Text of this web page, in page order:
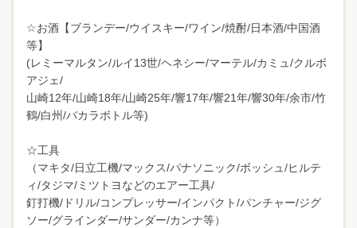
☆お酒【ブランデー/ウイスキー/ワイン/焼酎/日本酒/中国酒
等】
(レミーマルタン/ルイ13世/ヘネシー/マーテル/カミュ/クルボ
アジェ/
山崎12年/山崎18年/山崎25年/響17年/響21年/響30年/余市/竹
鶴/白州/バカラボトル等)
☆工具
（マキタ/日立工機/マックス/パナソニック/ボッシュ/ヒルテ
ィ/タジマ/ミツトヨなどのエアー工具/
釘打機/ドリル/コンプレッサー/インパクト/パンチャー/ジグ
ソー/グラインダー/サンダー/カンナ等）